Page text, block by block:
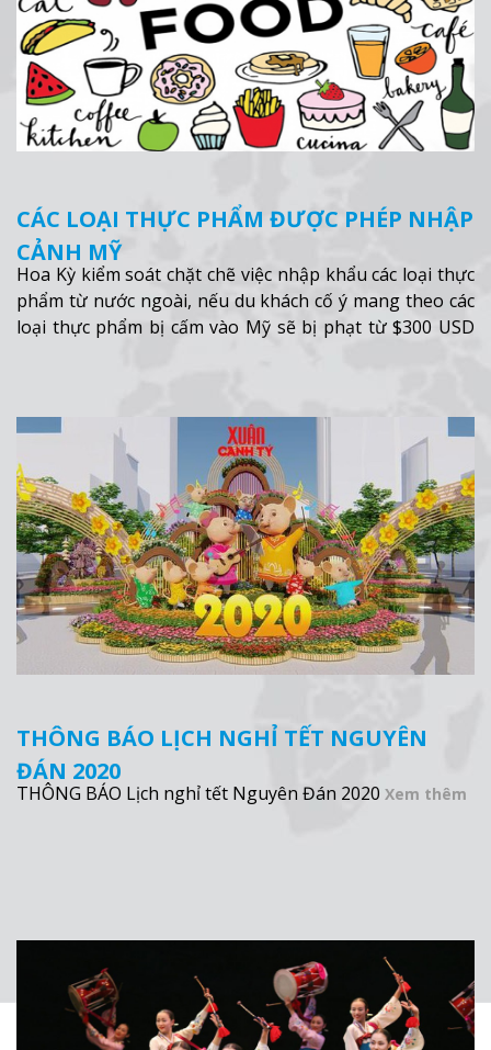
CÁC LOẠI THỰC PHẨM ĐƯỢC PHÉP NHẬP
CẢNH MỸ
Hoa Kỳ kiểm soát chặt chẽ việc nhập khẩu các loại thực
phẩm từ nước ngoài, nếu du khách cố ý mang theo các
loại thực phẩm bị cấm vào Mỹ sẽ bị phạt từ $300 USD
THÔNG BÁO LỊCH NGHỈ TẾT NGUYÊN
ĐÁN 2020
THÔNG BÁO Lịch nghỉ tết Nguyên Đán 2020 Xem thêm